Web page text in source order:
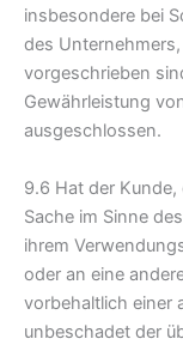
insbesondere bei
des
vorgeschrieben
Gewährleistung
ausgeschlossen.
9.6 Hat der
Sache im Sinne
ihrem
oder an eine
vorbehaltlich einer
unbeschadet der